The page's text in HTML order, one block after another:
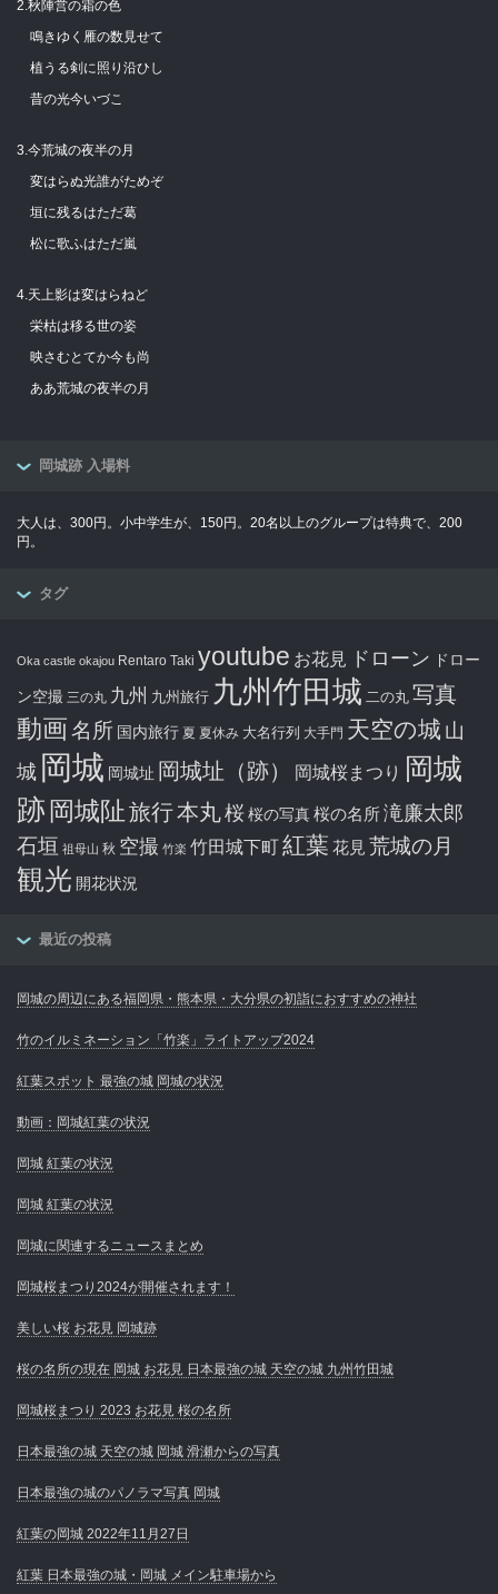
2.秋陣営の霜の色
鳴きゆく雁の数見せて
植うる剣に照り沿ひし
昔の光今いづこ
3.今荒城の夜半の月
変はらぬ光誰がためぞ
垣に残るはただ葛
松に歌ふはただ嵐
4.天上影は変はらねど
栄枯は移る世の姿
映さむとてか今も尚
ああ荒城の夜半の月
岡城跡 入場料
大人は、300円。小中学生が、150円。20名以上のグループは特典で、200
円。
タグ
Oka castle okajou Rentaro Taki youtube お花見 ドローン ドロー
ン空撮 三の丸 九州 九州旅行 九州竹田城 二の丸 写真
動画名所 国内旅行 夏 夏休み 大名行列 大手門 天空の城 山
城 岡城 岡城址 岡城址（跡） 岡城桜まつり 岡城
跡 岡城阯旅行本丸桜桜の写真桜の名所滝廉太郎
石垣 祖母山 秋 空撮 竹楽 竹田城下町紅葉 花見 荒城の月
観光 開花状況
最近の投稿
岡城の周辺にある福岡県・熊本県・大分県の初詣におすすめの神社
竹のイルミネーション「竹楽」ライトアップ2024
紅葉スポット 最強の城 岡城の状況
動画：岡城紅葉の状況
岡城 紅葉の状況
岡城 紅葉の状況
岡城に関連するニュースまとめ
岡城桜まつり2024が開催されます！
美しい桜 お花見 岡城跡
桜の名所の現在 岡城 お花見 日本最強の城 天空の城 九州竹田城
岡城桜まつり 2023 お花見 桜の名所
日本最強の城 天空の城 岡城 滑瀬からの写真
日本最強の城のパノラマ写真 岡城
紅葉の岡城 2022年11月27日
紅葉 日本最強の城・岡城 メイン駐車場から